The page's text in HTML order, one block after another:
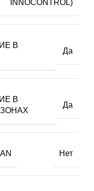
INNOCONTROL)
В
Да
В
Да
Нет